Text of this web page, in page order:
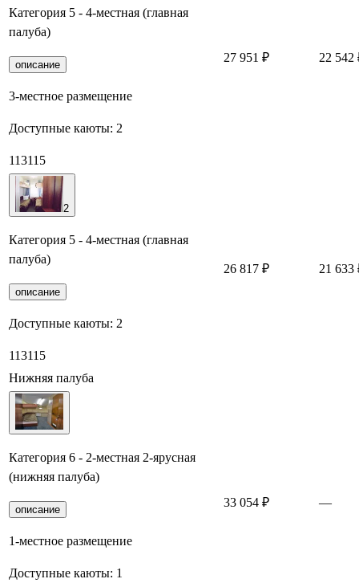
Категория 5 - 4-местная (главная
палуба)
описание
3-местное размещение
Доступные каюты: 2
113115
27 951 ₽ 22 542
2
Категория 5 - 4-местная (главная
палуба)
описание
Доступные каюты: 2
113115
26 817 ₽ 21 633
Нижняя палуба
Категория 6 - 2-местная 2-ярусная
(нижняя палуба)
описание
1-местное размещение
Доступные каюты: 1
33 054 ₽ —